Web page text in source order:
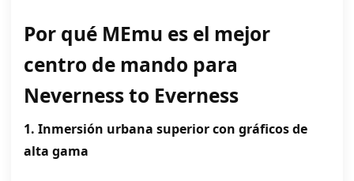
Por qué MEmu es el mejor
centro de mando para
Neverness to Everness
1. Inmersión urbana superior con gráficos de
alta gama